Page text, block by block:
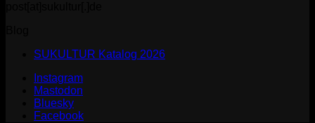
SUKULTUR Katalog 2026
Instagram
Mastodon
Bluesky
Facebook